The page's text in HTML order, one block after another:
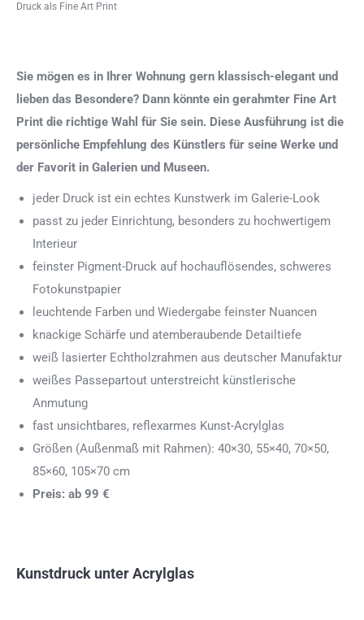
Druck als Fine Art Print
Sie mögen es in Ihrer Wohnung gern klassisch-elegant und
lieben das Besondere? Dann könnte ein gerahmter Fine Art
Print die richtige Wahl für Sie sein. Diese Ausführung ist die
persönliche Empfehlung des Künstlers für seine Werke und
der Favorit in Galerien und Museen.
jeder Druck ist ein echtes Kunstwerk im Galerie-Look
passt zu jeder Einrichtung, besonders zu hochwertigem
Interieur
feinster Pigment-Druck auf hochauflösendes, schweres
Fotokunstpapier
leuchtende Farben und Wiedergabe feinster Nuancen
knackige Schärfe und atemberaubende Detailtiefe
weiß lasierter Echtholzrahmen aus deutscher Manufaktur
weißes Passepartout unterstreicht künstlerische
Anmutung
fast unsichtbares, reflexarmes Kunst-Acrylglas
Größen (Außenmaß mit Rahmen): 40×30, 55×40, 70×50,
85×60, 105×70 cm
Preis: ab 99 €
Kunstdruck unter Acrylglas